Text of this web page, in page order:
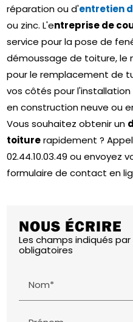
réparation ou d'entretien
ou zinc. L'entreprise de
service pour la pose de
démoussage de toiture,
pour le remplacement de
vos côtés pour
en construction neuve ou
Vous souhaitez obtenir un
toiturerapidement ?
02.44.10.03.49 ou envoyez
formulaire de contact en
NOUS ÉCRIRE
Les champs indiqués
obligatoires
Nom*